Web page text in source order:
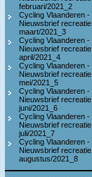
februari/2021_2
Cycling Vlaanderen -
Nieuwsbrief recreatie
maart/2021_3
Cycling Vlaanderen -
Nieuwsbrief recreatie
april/2021_4
Cycling Vlaanderen -
Nieuwsbrief recreatie
mei/2021_5
Cycling Vlaanderen -
Nieuwsbrief recreatie
juni/2021_6
Cycling Vlaanderen -
Nieuwsbrief recreatie
juli/2021_7
Cycling Vlaanderen -
Nieuwsbrief recreatie
augustus/2021_8